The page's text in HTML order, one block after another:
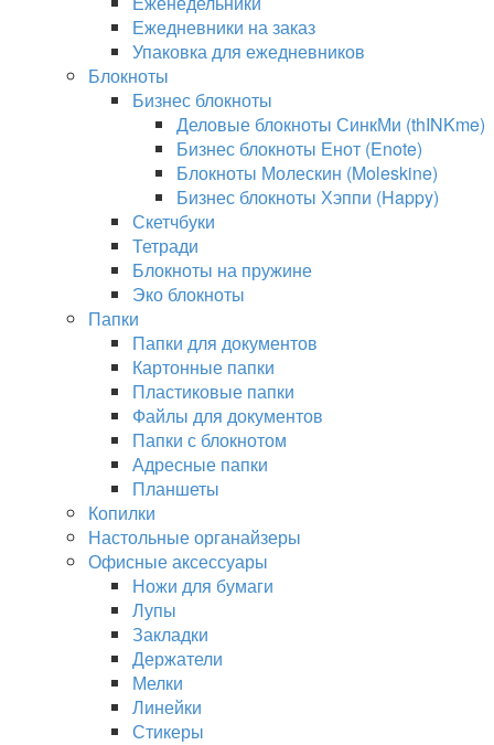
Ежедневники на заказ
Упаковка для ежедневников
Блокноты
Бизнес блокноты
Деловые блокноты СинкМи (thINKme)
Бизнес блокноты Енот (Enote)
Блокноты Молескин (Moleskine)
Бизнес блокноты Хэппи (Happy)
Скетчбуки
Тетради
Блокноты на пружине
Эко блокноты
Папки
Папки для документов
Картонные папки
Пластиковые папки
Файлы для документов
Папки с блокнотом
Адресные папки
Планшеты
Копилки
Настольные органайзеры
Офисные аксессуары
Ножи для бумаги
Лупы
Закладки
Держатели
Мелки
Линейки
Стикеры